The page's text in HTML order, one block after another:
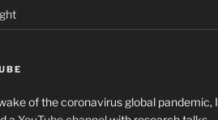
of the coronavirus global pandemic, I